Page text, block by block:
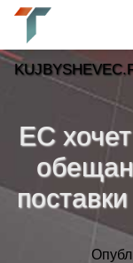
ЕС
Новости
Тренды
Рубрики»
»